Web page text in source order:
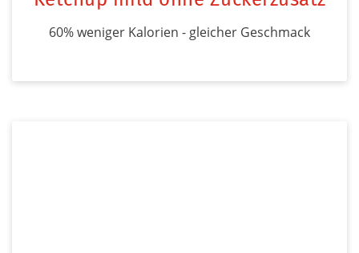
60% weniger Kalorien - gleicher Geschmack